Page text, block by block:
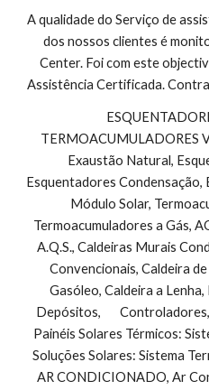
A qualidade do Serviço de
dos nossos clientes é
Center. Foi com este
Assistência Certificada.
TERMOACUMULADORES
Exaustão Natural,
Esquentadores Condensação,
Módulo Solar,
Termoacumuladores a Gás,
A.Q.S., Caldeiras Murais
Convencionais, Caldeira
Gasóleo, Caldeira a
Depósitos,
Painéis Solares Térmicos:
Soluções Solares: Sistema
AR CONDICIONADO, Ar